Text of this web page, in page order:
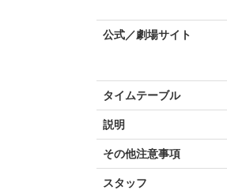
公式／劇場サイト
タイムテーブル
説明
その他注意事項
スタッフ